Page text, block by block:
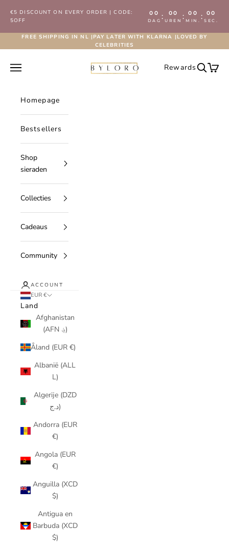
€5 DISCOUNT ON EVERY ORDER | CODE:
5OFF
00
DAG : 00
UREN : 00
MIN. : 00
SEC.
FREE SHIPPING IN NL |PAY LATER WITH KLARNA |LOVED BY
CELEBRITIES
Byloro.com
Navigatiemenu openen RewardsZoeken
Homepage
Bestsellers
Shop
sieraden
Collecties
Cadeaus
Community
ACCOUNT
EUR €
Land
Afghanistan
(AFN ؋)
Åland (EUR €)
Albanië (ALL
L)
Algerije (DZD
د.ج)
Andorra (EUR
€)
Angola (EUR
€)
Anguilla (XCD
$)
Antigua en
Barbuda (XCD
$)